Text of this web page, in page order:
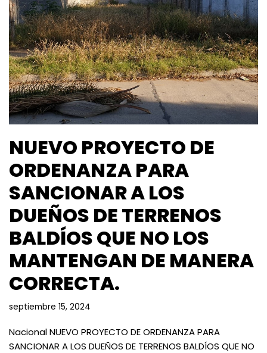
NUEVO PROYECTO DE
ORDENANZA PARA
SANCIONAR A LOS
DUEÑOS DE TERRENOS
BALDÍOS QUE NO LOS
MANTENGAN DE MANERA
CORRECTA.
septiembre 15, 2024
Nacional NUEVO PROYECTO DE ORDENANZA PARA
SANCIONAR A LOS DUEÑOS DE TERRENOS BALDÍOS QUE NO